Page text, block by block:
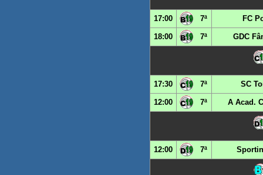
17:00 7ª FC
18:00 7ª GDC
17:30 7ª SC
12:00 7ª A Acad.
12:00 7ª